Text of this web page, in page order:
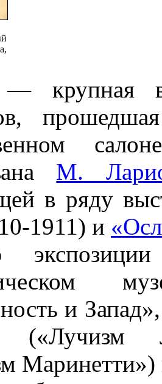
— крупная
М.
в ряду
1911) и
и
(«Лучизм